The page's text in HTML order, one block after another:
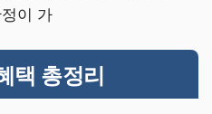
이 가
택 총정리